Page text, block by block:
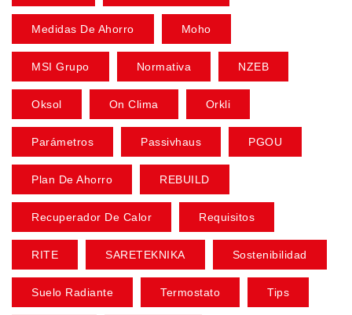
Medidas De Ahorro Moho
MSI Grupo Normativa NZEB
Oksol On Clima Orkli
Parámetros Passivhaus PGOU
Plan De Ahorro REBUILD
Recuperador De Calor Requisitos
RITE SARETEKNIKA Sostenibilidad
Suelo Radiante Termostato Tips